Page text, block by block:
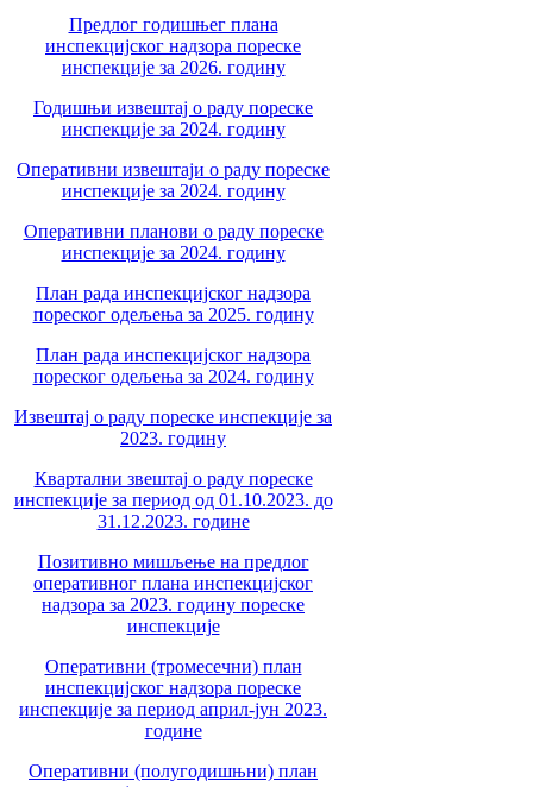
Предлог годишњег плана
инспекцијског надзора пореске
инспекције за 2026. годину
Годишњи извештај о раду пореске
инспекције за 2024. годину
Оперативни извештаји о раду пореске
инспекције за 2024. годину
Оперативни планови о раду пореске
инспекције за 2024. годину
План рада инспекцијског надзора
пореског одељења за 2025. годину
План рада инспекцијског надзора
пореског одељења за 2024. годину
Извештај о раду пореске инспекције за
2023. годину
Квартални звештај о раду пореске
инспекције за период од 01.10.2023. до
31.12.2023. године
Позитивно мишљење на предлог
оперативног плана инспекцијског
надзора за 2023. годину пореске
инспекције
Оперативни (тромесечни) план
инспекцијског надзора пореске
инспекције за период април-јун 2023.
године
Оперативни (полугодишњни) план